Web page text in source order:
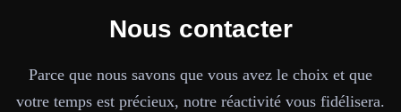
Nous contacter
Parce que nous savons que vous avez le choix et que
votre temps est précieux, notre réactivité vous fidélisera.